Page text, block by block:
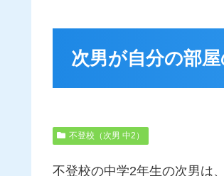
次男が自分の部
不登校（次男 中2）
不登校の中学2年生の次男は